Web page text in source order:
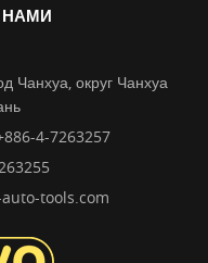
НАМИ
Чанхуа, округ Чанхуа
4-7263257
tools.com